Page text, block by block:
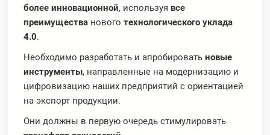
более инновационной, используя все
преимущества новоготехнологического уклада
4.0.
Необходимо разработать и апробироватьновые
инструменты, направленные на модернизацию и
цифровизацию наших предприятий с ориентацией
на экспорт продукции.
Они должны в первую очередь стимулировать